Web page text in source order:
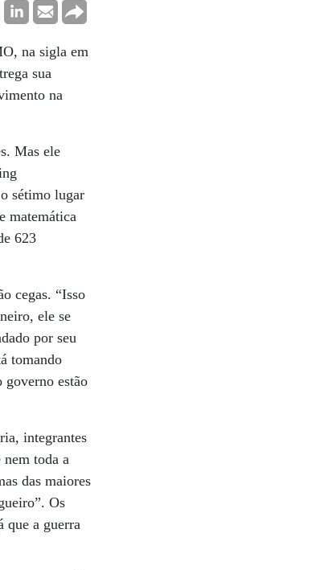
na sigla em
sua
na
Mas ele
sétimo lugar
matemática
623
cegas. “Isso
ele se
por seu
tomando
governo estão
integrantes
nem toda a
das maiores
Os
que a guerra